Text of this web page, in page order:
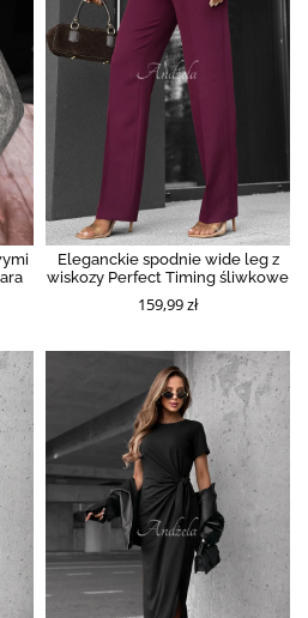
Eleganckie spodnie wide leg z
wiskozy Perfect Timing śliwkowe
159,99 zł